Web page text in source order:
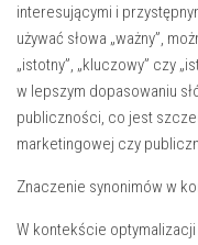
interesującymi i
używać słowa „ważny”,
„istotny”, „kluczowy” czy
w lepszym dopasowaniu
publiczności, co jest
marketingowej czy
Znaczenie synonimów w
W kontekście